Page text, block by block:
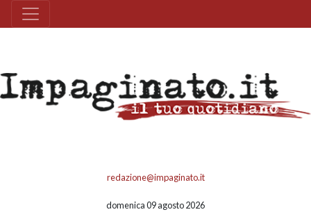
redazione@impaginato.it
domenica 09 agosto 2026